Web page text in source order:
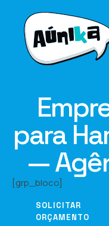
para
—
[grp_bloco]
SOLICITAR
ORÇAMENTO